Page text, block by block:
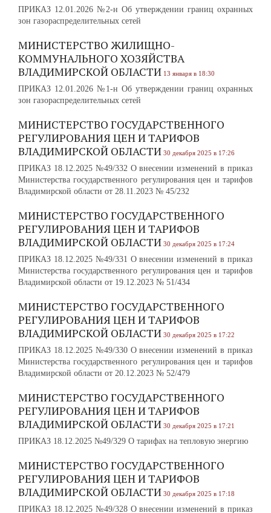
ПРИКАЗ 12.01.2026 №2-н Об утверждении границ охранных
зон газораспределительных сетей
МИНИСТЕРСТВО ЖИЛИЩНО-
КОММУНАЛЬНОГО ХОЗЯЙСТВА
ВЛАДИМИРСКОЙ ОБЛАСТИ 13 января в 18:30
ПРИКАЗ 12.01.2026 №1-н Об утверждении границ охранных
зон газораспределительных сетей
МИНИСТЕРСТВО ГОСУДАРСТВЕННОГО
РЕГУЛИРОВАНИЯ ЦЕН И ТАРИФОВ
ВЛАДИМИРСКОЙ ОБЛАСТИ 30 декабря 2025 в 17:26
ПРИКАЗ 18.12.2025 №49/332 О внесении изменений в приказ
Министерства государственного регулирования цен и тарифов
Владимирской области от 28.11.2023 № 45/232
МИНИСТЕРСТВО ГОСУДАРСТВЕННОГО
РЕГУЛИРОВАНИЯ ЦЕН И ТАРИФОВ
ВЛАДИМИРСКОЙ ОБЛАСТИ 30 декабря 2025 в 17:24
ПРИКАЗ 18.12.2025 №49/331 О внесении изменений в приказ
Министерства государственного регулирования цен и тарифов
Владимирской области от 19.12.2023 № 51/434
МИНИСТЕРСТВО ГОСУДАРСТВЕННОГО
РЕГУЛИРОВАНИЯ ЦЕН И ТАРИФОВ
ВЛАДИМИРСКОЙ ОБЛАСТИ 30 декабря 2025 в 17:22
ПРИКАЗ 18.12.2025 №49/330 О внесении изменений в приказ
Министерства государственного регулирования цен и тарифов
Владимирской области от 20.12.2023 № 52/479
МИНИСТЕРСТВО ГОСУДАРСТВЕННОГО
РЕГУЛИРОВАНИЯ ЦЕН И ТАРИФОВ
ВЛАДИМИРСКОЙ ОБЛАСТИ 30 декабря 2025 в 17:21
ПРИКАЗ 18.12.2025 №49/329 О тарифах на тепловую энергию
МИНИСТЕРСТВО ГОСУДАРСТВЕННОГО
РЕГУЛИРОВАНИЯ ЦЕН И ТАРИФОВ
ВЛАДИМИРСКОЙ ОБЛАСТИ 30 декабря 2025 в 17:18
ПРИКАЗ 18.12.2025 №49/328 О внесении изменений в приказ